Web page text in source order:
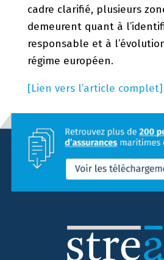
cadre clarifié, plusieurs
demeurent quant à
responsable et à
régime européen.
[Lien vers l’article complet]